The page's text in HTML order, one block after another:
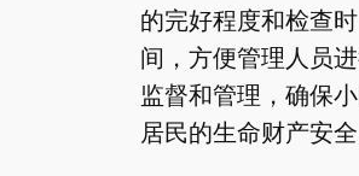
的完好程度和检查时
间，方便管理人员
监督和管理，确保
居民的生命财产安全